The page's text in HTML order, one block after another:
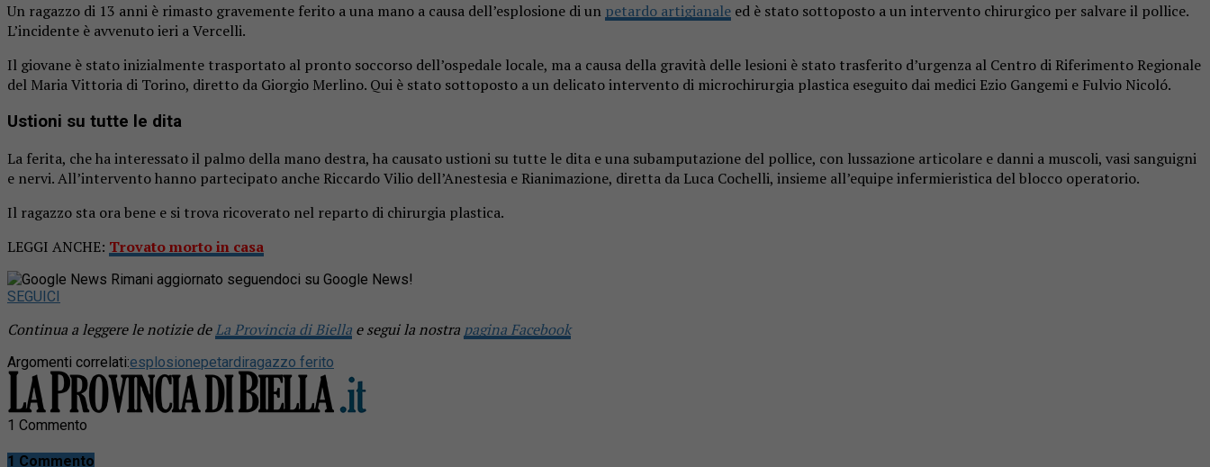
Un ragazzo di 13 anni è rimasto gravemente ferito a una mano a causa dell’esplosione di un petardo artigianale ed è stato sottoposto a un intervento chirurgico per salvare il pollice.
L’incidente è avvenuto ieri a Vercelli.
Il giovane è stato inizialmente trasportato al pronto soccorso dell’ospedale locale, ma a causa della gravità delle lesioni è stato trasferito d’urgenza al Centro di Riferimento Regionale
del Maria Vittoria di Torino, diretto da Giorgio Merlino. Qui è stato sottoposto a un delicato intervento di microchirurgia plastica eseguito dai medici Ezio Gangemi e Fulvio Nicoló.
Ustioni su tutte le dita
La ferita, che ha interessato il palmo della mano destra, ha causato ustioni su tutte le dita e una subamputazione del pollice, con lussazione articolare e danni a muscoli, vasi sanguigni
e nervi. All’intervento hanno partecipato anche Riccardo Vilio dell’Anestesia e Rianimazione, diretta da Luca Cochelli, insieme all’equipe infermieristica del blocco operatorio.
Il ragazzo sta ora bene e si trova ricoverato nel reparto di chirurgia plastica.
LEGGI ANCHE: Trovato morto in casa
Rimani aggiornato seguendoci su Google News!
SEGUICI
Continua a leggere le notizie deLa Provincia di Biella e segui la nostra pagina Facebook
Argomenti correlati:esplosionepetardiragazzo ferito
1 Commento
1 Commento